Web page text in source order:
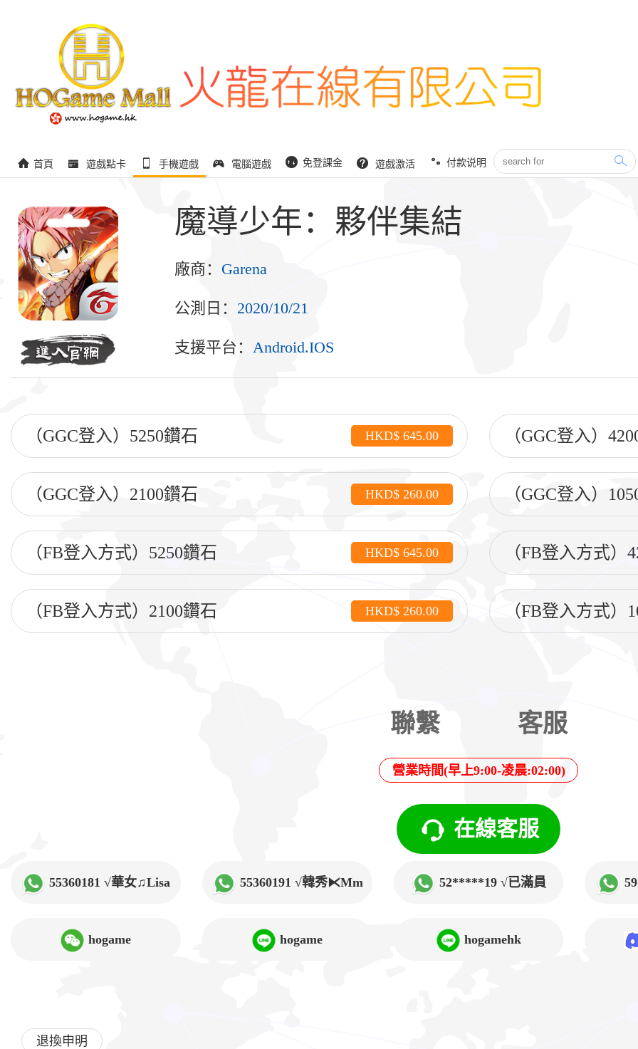
首頁 遊戲點卡 手機遊戲 電腦遊戲 免登課金 遊戲激活 付款说明
魔導少年：夥伴集結
廠商： Garena
公測日： 2020/10/21
支援平台： Android.IOS
（GGC登入）5250鑽石 HKD$ 645.00 （GGC登入）
（GGC登入）2100鑽石 HKD$ 260.00 （GGC登入）
（FB登入方式）5250鑽石 HKD$ 645.00 （FB登入方式）
（FB登入方式）2100鑽石 HKD$ 260.00 （FB登入方式）
聯繫 客服
營業時間(早上9:00-凌晨:02:00)
在線客服
55360181 √華女♫Lisa 55360191 √韓秀⧔Mm 52*****19 √已滿員
hogame hogame hogamehk
退換申明